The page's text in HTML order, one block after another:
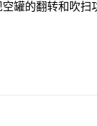
罐的翻转和吹